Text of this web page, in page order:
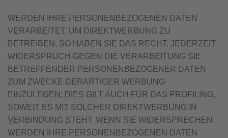
WERDEN IHRE PERSONENBEZOGENEN DATEN
VERARBEITET, UM DIREKTWERBUNG ZU
BETREIBEN, SO HABEN SIE DAS RECHT, JEDERZEIT
WIDERSPRUCH GEGEN DIE VERARBEITUNG SIE
BETREFFENDER PERSONENBEZOGENER DATEN
ZUM ZWECKE DERARTIGER WERBUNG
EINZULEGEN; DIES GILT AUCH FÜR DAS PROFILING,
SOWEIT ES MIT SOLCHER DIREKTWERBUNG IN
VERBINDUNG STEHT. WENN SIE WIDERSPRECHEN,
WERDEN IHRE PERSONENBEZOGENEN DATEN